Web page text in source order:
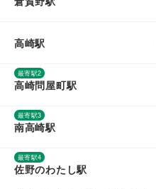
高崎駅
最寄駅2
高崎問屋町駅
最寄駅3
南高崎駅
最寄駅4
佐野のわたし駅